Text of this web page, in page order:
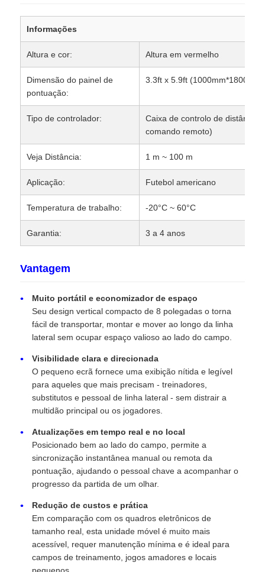
Informações
Altura e cor: Altura em vermelho
Dimensão do painel de
pontuação:
3.3ft x 5.9ft
Tipo de controlador:
Caixa de controlo de distância
comando remoto)
Veja Distância: 1 m ~ 100 m
Aplicação: Futebol americano
Temperatura de trabalho: -20°C ~ 60°C
Garantia: 3 a 4 anos
Vantagem
Muito portátil e economizador de espaço
Seu design vertical compacto de 8 polegadas o torna
fácil de transportar, montar e mover ao longo da linha
lateral sem ocupar espaço valioso ao lado do campo.
Visibilidade clara e direcionada
O pequeno ecrã fornece uma exibição nítida e legível
para aqueles que mais precisam - treinadores,
substitutos e pessoal de linha lateral - sem distrair a
multidão principal ou os jogadores.
Atualizações em tempo real e no local
Posicionado bem ao lado do campo, permite a
sincronização instantânea manual ou remota da
pontuação, ajudando o pessoal chave a acompanhar o
progresso da partida de um olhar.
Redução de custos e prática
Em comparação com os quadros eletrônicos de
tamanho real, esta unidade móvel é muito mais
acessível, requer manutenção mínima e é ideal para
campos de treinamento, jogos amadores e locais